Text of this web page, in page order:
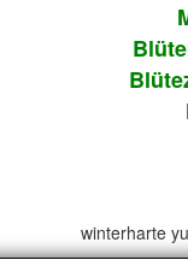
winterharte